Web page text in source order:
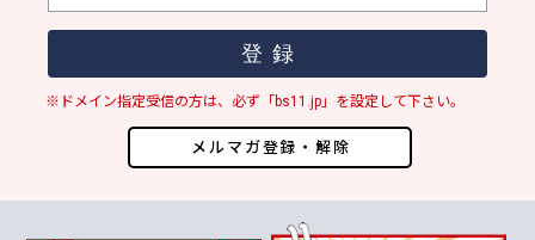
メルマガ登録・解除
※ドメイン指定受信の方は、必ず「bs11.jp」を設定して下さい。